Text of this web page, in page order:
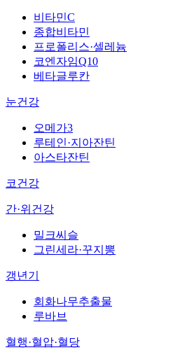
비타민C
종합비타민
프로폴리스·셀레늄
코엔자임Q10
베타글루칸
눈건강
오메가3
루테인·지아잔틴
아스타잔틴
코건강
간·위건강
밀크씨슬
그린세라·꾸지뽕
갱년기
회화나무추출물
루바브
혈행·혈압·혈당